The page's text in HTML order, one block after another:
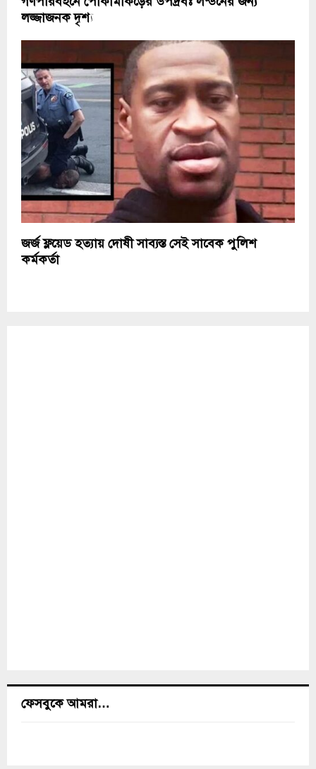
লজ্জাজনক দৃশ্য
জর্জ ফ্লয়েড হত্যায় দোষী সাব্যস্ত সেই সাবেক পুলিশ
কর্মকর্তা
ফেসবুকে আমরা…